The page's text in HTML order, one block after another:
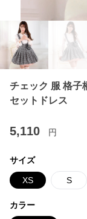
チェック 服 格子
セットドレス
5,110 円
サイズ
XS S
カラー